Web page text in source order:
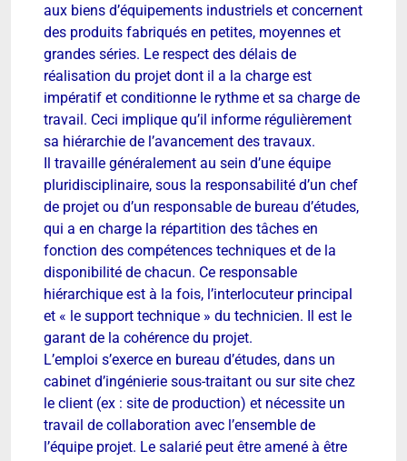
aux biens d’équipements industriels et concernent
des produits fabriqués en petites, moyennes et
grandes séries. Le respect des délais de
réalisation du projet dont il a la charge est
impératif et conditionne le rythme et sa charge de
travail. Ceci implique qu’il informe régulièrement
sa hiérarchie de l’avancement des travaux.
Il travaille généralement au sein d’une équipe
pluridisciplinaire, sous la responsabilité d’un chef
de projet ou d’un responsable de bureau d’études,
qui a en charge la répartition des tâches en
fonction des compétences techniques et de la
disponibilité de chacun. Ce responsable
hiérarchique est à la fois, l’interlocuteur principal
et « le support technique » du technicien. Il est le
garant de la cohérence du projet.
L’emploi s’exerce en bureau d’études, dans un
cabinet d’ingénierie sous-traitant ou sur site chez
le client (ex : site de production) et nécessite un
travail de collaboration avec l’ensemble de
l’équipe projet. Le salarié peut être amené à être